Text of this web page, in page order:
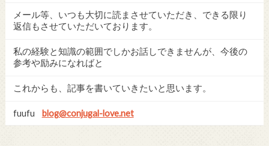
メール等、いつも大切に読まさせていただき、できる限り
返信もさせていただいております。
私の経験と知識の範囲でしかお話しできませんが、今後の
参考や励みになればと
これからも、記事を書いていきたいと思います。
fuufu blog@conjugal-love.net